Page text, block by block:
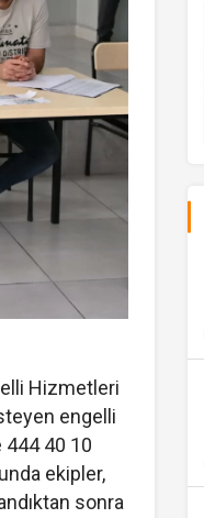
Hizmetleri
engelli
444 40 10
ekipler,
sonra